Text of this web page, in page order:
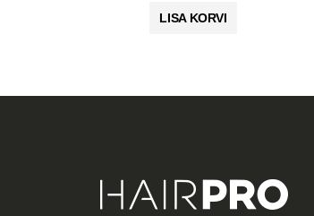
oli:
1.90 €.
LISA KORVI